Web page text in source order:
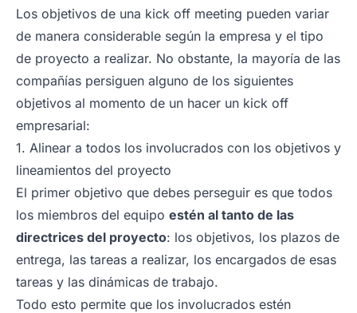
Los objetivos de una kick off meeting pueden variar
de manera considerable según la empresa y el tipo
de proyecto a realizar. No obstante, la mayoría de las
compañías persiguen alguno de los siguientes
objetivos al momento de un hacer un kick off
empresarial:
1. Alinear a todos los involucrados con los objetivos y
lineamientos del proyecto
El primer objetivo que debes perseguir es que todos
los miembros del equipo estén al tanto de las
directrices del proyecto: los objetivos, los plazos de
entrega, las tareas a realizar, los encargados de esas
tareas y las dinámicas de trabajo.
Todo esto permite que los involucrados estén